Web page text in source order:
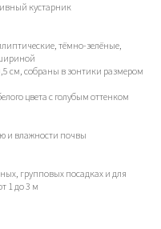
кустарник
тёмно-зелёные,
см, собраны в зонтики размером
цвета с голубым оттенком
и влажности почвы
групповых посадках и для
1 до 3 м